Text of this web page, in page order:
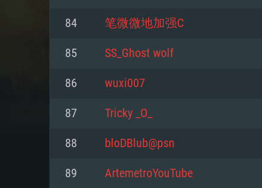
84 笔微微地加强C
85 SS_Ghost wolf
86 wuxi007
87 Tricky _O_
88 bloDBlub@psn
89 ArtemetroYouTube